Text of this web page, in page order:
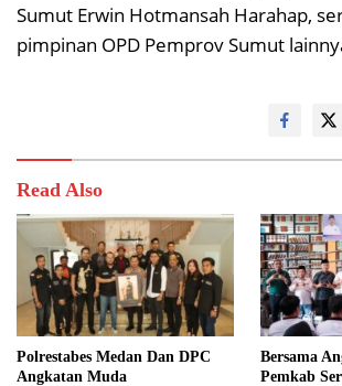
Sumut Erwin Hotmansah Harahap,
pimpinan OPD Pemprov Sumut
Read Also
Polrestabes Medan Dan DPC
Angkatan Muda
Bersama
Pemkab